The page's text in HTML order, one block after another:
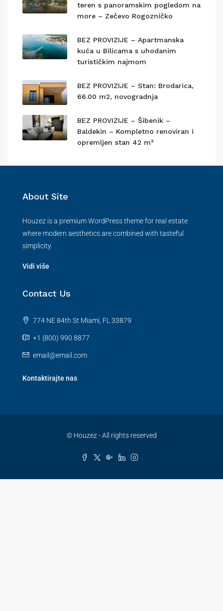
teren s panoramskim pogledom na
more – Zečevo Rogozničko
BEZ PROVIZIJE – Apartmanska
kuća u Bilicama s uhodanim
turističkim najmom
BEZ PROVIZIJE – Stan: Brodarica,
66.00 m2, novogradnja
BEZ PROVIZIJE – Šibenik –
Baldekin – Kompletno renoviran i
opremljen stan 42 m²
About Site
Houzez is a premium WordPress theme for real estate
where modern aesthetics are combined with tasteful
simplicity.
Vidi više
Contact Us
774 NE 84th St Miami, FL 33879
+1 (800) 990 8877
email@email.com
Kontaktirajte nas
© Houzez - All rights reserved